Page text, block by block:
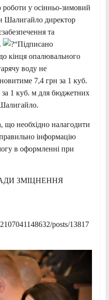
роботи у осінньо-зимовий
Шалигайло директор
та
“Підписано
кінця опалювального
воду не
7,4 грн за 1 куб.
за 1 куб. м для бюджетних
що необхідно налагодити
інформацію
в оформленні при
ЗМІЦНЕННЯ
posts/13817